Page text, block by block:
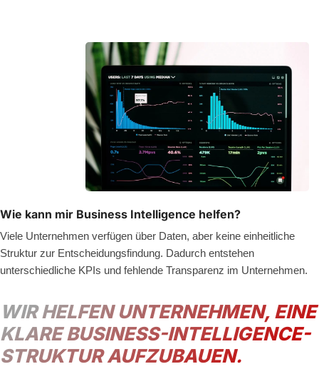
Wie kann mir Business Intelligence helfen?
Viele Unternehmen verfügen über Daten, aber keine einheitliche
Struktur zur Entscheidungsfindung. Dadurch entstehen
unterschiedliche KPIs und fehlende Transparenz im Unternehmen.
WIR HELFEN UNTERNEHMEN, EINE
KLARE BUSINESS-INTELLIGENCE-
STRUKTUR AUFZUBAUEN.